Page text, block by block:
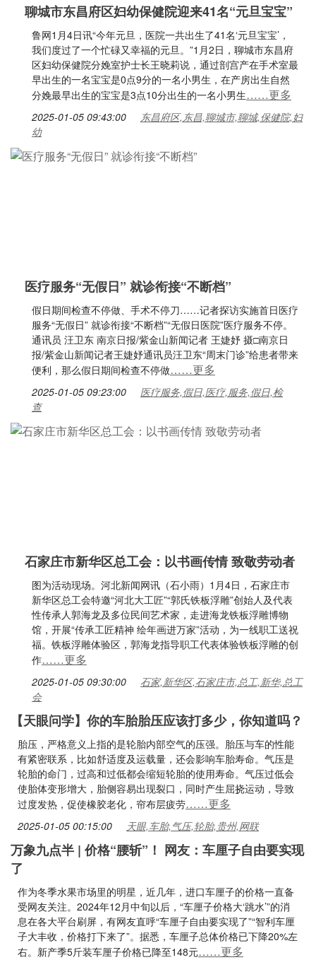
聊城市东昌府区妇幼保健院迎来41名“元旦宝宝”
鲁网1月4日讯“今年元旦，医院一共出生了41名‘元旦宝宝’，
我们度过了一个忙碌又幸福的元旦。”1月2日，聊城市东昌府
区妇幼保健院分娩室护士长王晓莉说，通过剖宫产在手术室最
早出生的一名宝宝是0点9分的一名小男生，在产房出生自然
分娩最早出生的宝宝是3点10分出生的一名小男生……更多
2025-01-05 09:43:00
东昌府区,东昌,聊城市,聊城,保健院,妇
幼
医疗服务“无假日” 就诊衔接“不断档”
假日期间检查不停做、手术不停刀……记者探访实施首日医疗
服务“无假日” 就诊衔接“不断档”“无假日医院”医疗服务不停。
通讯员 汪卫东 南京日报/紫金山新闻记者 王婕妤 摄□南京日
报/紫金山新闻记者王婕妤通讯员汪卫东“周末门诊”给患者带来
便利，那么假日期间检查不停做……更多
2025-01-05 09:23:00
医疗服务,假日,医疗,服务,假日,检
查
石家庄市新华区总工会：以书画传情 致敬劳动者
图为活动现场。河北新闻网讯（石小雨）1月4日，石家庄市
新华区总工会特邀“河北大工匠”“郭氏铁板浮雕”创始人及代表
性传承人郭海龙及多位民间艺术家，走进海龙铁板浮雕博物
馆，开展“传承工匠精神 绘年画进万家”活动，为一线职工送祝
福。铁板浮雕体验区，郭海龙指导职工代表体验铁板浮雕的创
作……更多
2025-01-05 09:30:00
石家,新华区,石家庄市,总工,新华,总工
会
【天眼问学】你的车胎胎压应该打多少，你知道吗？
胎压，严格意义上指的是轮胎内部空气的压强。胎压与车的性能
有紧密联系，比如舒适度及运载量，还会影响车胎寿命。气压是
轮胎的命门，过高和过低都会缩短轮胎的使用寿命。气压过低会
使胎体变形增大，胎侧容易出现裂口，同时产生屈挠运动，导致
过度发热，促使橡胶老化，帘布层疲劳……更多
2025-01-05 00:15:00 天眼,车胎,气压,轮胎,贵州,网联
万象九点半 | 价格“腰斩”！ 网友：车厘子自由要实现
了
作为冬季水果市场里的明星，近几年，进口车厘子的价格一直备
受网友关注。2024年12月中旬以后，“车厘子价格大‘跳水’”的消
息在各大平台刷屏，有网友直呼“车厘子自由要实现了”“智利车厘
子大丰收，价格打下来了”。据悉，车厘子总体价格已下降20%左
右。新产季5斤装车厘子价格已降至148元……更多